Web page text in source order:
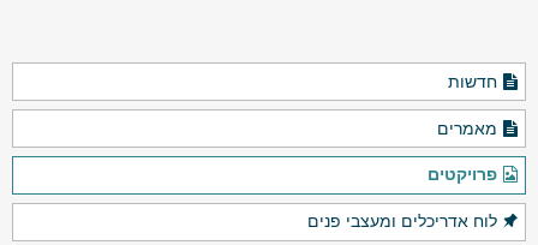
חדשות
מאמרים
פרויקטים
לוח אדריכלים ומעצבי פנים